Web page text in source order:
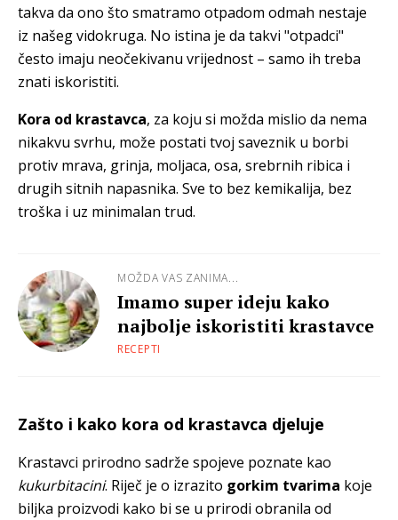
takva da ono što smatramo otpadom odmah nestaje
iz našeg vidokruga. No istina je da takvi "otpadci"
često imaju neočekivanu vrijednost – samo ih treba
znati iskoristiti.
Kora od krastavca, za koju si možda mislio da nema
nikakvu svrhu, može postati tvoj saveznik u borbi
protiv mrava, grinja, moljaca, osa, srebrnih ribica i
drugih sitnih napasnika. Sve to bez kemikalija, bez
troška i uz minimalan trud.
MOŽDA VAS ZANIMA...
Imamo super ideju kako
najbolje iskoristiti krastavce
RECEPTI
Zašto i kako kora od krastavca djeluje
Krastavci prirodno sadrže spojeve poznate kao
kukurbitacini. Riječ je o izrazito gorkim tvarima koje
biljka proizvodi kako bi se u prirodi obranila od